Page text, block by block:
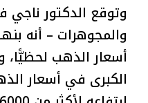
وتوقع الدكتور ناجي
والمجوهرات – أنه
أسعار الذهب لحظيًّا،
الكبرى في أسعار